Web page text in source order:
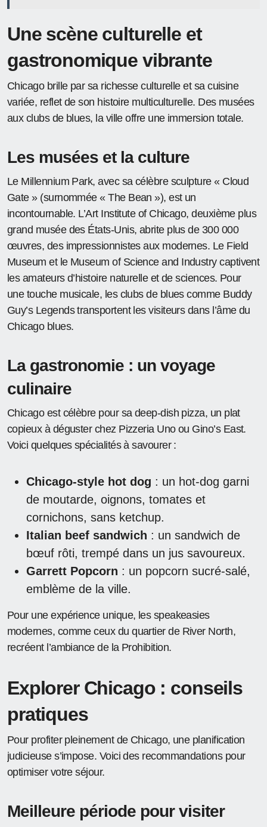
Une scène culturelle et
gastronomique vibrante
Chicago brille par sa richesse culturelle et sa cuisine
variée, reflet de son histoire multiculturelle. Des musées
aux clubs de blues, la ville offre une immersion totale.
Les musées et la culture
Le Millennium Park, avec sa célèbre sculpture « Cloud
Gate » (surnommée « The Bean »), est un
incontournable. L’Art Institute of Chicago, deuxième plus
grand musée des États-Unis, abrite plus de 300 000
œuvres, des impressionnistes aux modernes. Le Field
Museum et le Museum of Science and Industry captivent
les amateurs d’histoire naturelle et de sciences. Pour
une touche musicale, les clubs de blues comme Buddy
Guy’s Legends transportent les visiteurs dans l’âme du
Chicago blues.
La gastronomie : un voyage
culinaire
Chicago est célèbre pour sa deep-dish pizza, un plat
copieux à déguster chez Pizzeria Uno ou Gino’s East.
Voici quelques spécialités à savourer :
Chicago-style hot dog : un hot-dog garni
de moutarde, oignons, tomates et
cornichons, sans ketchup.
Italian beef sandwich : un sandwich de
bœuf rôti, trempé dans un jus savoureux.
Garrett Popcorn : un popcorn sucré-salé,
emblème de la ville.
Pour une expérience unique, les speakeasies
modernes, comme ceux du quartier de River North,
recréent l’ambiance de la Prohibition.
Explorer Chicago : conseils
pratiques
Pour profiter pleinement de Chicago, une planification
judicieuse s’impose. Voici des recommandations pour
optimiser votre séjour.
Meilleure période pour visiter